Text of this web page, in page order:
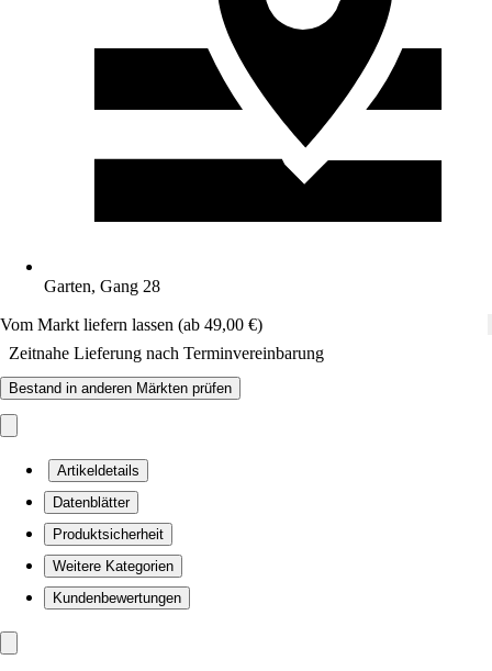
Garten, Gang 28
Vom Markt liefern lassen (ab 49,00 €)
Zeitnahe Lieferung nach Terminvereinbarung
Bestand in anderen Märkten prüfen
Artikeldetails
Datenblätter
Produktsicherheit
Weitere Kategorien
Kundenbewertungen